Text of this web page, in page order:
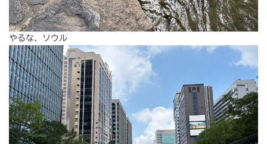
やるな、ソウル